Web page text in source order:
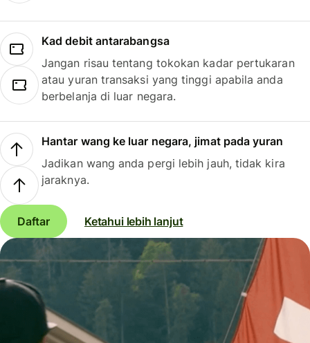
Kad debit antarabangsa
Jangan risau tentang tokokan kadar pertukaran
atau yuran transaksi yang tinggi apabila anda
berbelanja di luar negara.
Hantar wang ke luar negara, jimat pada yuran
Jadikan wang anda pergi lebih jauh, tidak kira
jaraknya.
Daftar Ketahui lebih lanjut